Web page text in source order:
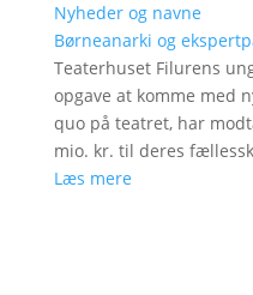
Nyheder og navne
Børneanarki og
Teaterhuset Filurens
opgave at komme med
quo på teatret, har
mio. kr. til deres
Læs mere